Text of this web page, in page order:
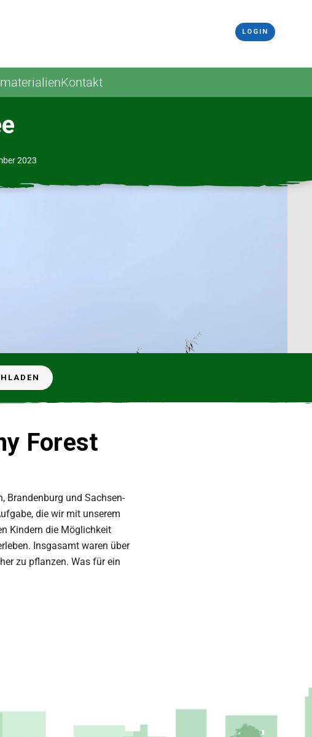
LOGIN
Kontakt
2023
Forest
Brandenburg und Sachsen-
die wir mit unserem
Kindern die Möglichkeit
Insgasamt waren über
zu pflanzen. Was für ein